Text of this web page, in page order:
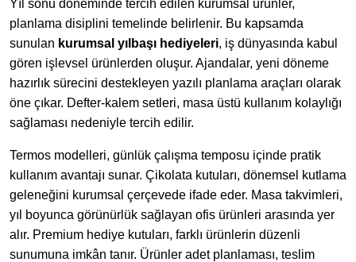
Yıl sonu döneminde tercih edilen kurumsal ürünler,
planlama disiplini temelinde belirlenir. Bu kapsamda
sunulan kurumsal yılbaşı hediyeleri, iş dünyasında kabul
gören işlevsel ürünlerden oluşur. Ajandalar, yeni döneme
hazırlık sürecini destekleyen yazılı planlama araçları olarak
öne çıkar. Defter-kalem setleri, masa üstü kullanım kolaylığı
sağlaması nedeniyle tercih edilir.
Termos modelleri, günlük çalışma temposu içinde pratik
kullanım avantajı sunar. Çikolata kutuları, dönemsel kutlama
geleneğini kurumsal çerçevede ifade eder. Masa takvimleri,
yıl boyunca görünürlük sağlayan ofis ürünleri arasında yer
alır. Premium hediye kutuları, farklı ürünlerin düzenli
sunumuna imkân tanır. Ürünler adet planlaması, teslim